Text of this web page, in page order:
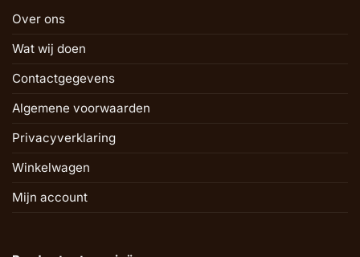
Over ons
Wat wij doen
Contactgegevens
Algemene voorwaarden
Privacyverklaring
Winkelwagen
Mijn account